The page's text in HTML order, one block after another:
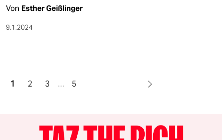
Von Esther Geißlinger
9.1.2024
1 2 3 … 5